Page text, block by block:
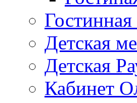
Детская
Детская
Кабинет